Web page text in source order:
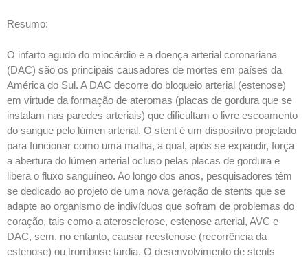
Resumo:
O infarto agudo do miocárdio e a doença arterial coronariana
(DAC) são os principais causadores de mortes em países da
América do Sul. A DAC decorre do bloqueio arterial (estenose)
em virtude da formação de ateromas (placas de gordura que se
instalam nas paredes arteriais) que dificultam o livre escoamento
do sangue pelo lúmen arterial. O stent é um dispositivo projetado
para funcionar como uma malha, a qual, após se expandir, força
a abertura do lúmen arterial ocluso pelas placas de gordura e
libera o fluxo sanguíneo. Ao longo dos anos, pesquisadores têm
se dedicado ao projeto de uma nova geração de stents que se
adapte ao organismo de indivíduos que sofram de problemas do
coração, tais como a aterosclerose, estenose arterial, AVC e
DAC, sem, no entanto, causar reestenose (recorrência da
estenose) ou trombose tardia. O desenvolvimento de stents